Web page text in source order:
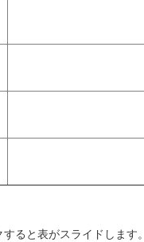
ると表がスライドします。